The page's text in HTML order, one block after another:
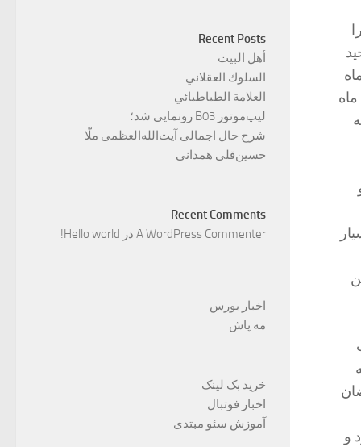
و
Recent Posts
أهل البيت
السلوك العقلاني
العلامة الطباطبائي
لیپ‌موتور B03 رونمایی شد؛
شرح حال اجمالی آیت‌الله‌العظمی ملّا
حسین‌قلی همدانی
Recent Comments
A WordPress Commenter در Hello world!
اخبار بورس
مه پاش
خرید بک لینک
اخبار فوتبال
آموزش سئو مبتدی